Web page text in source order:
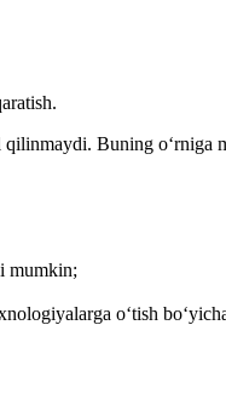
Buning oʻrniga
mumkin;
oʻtish